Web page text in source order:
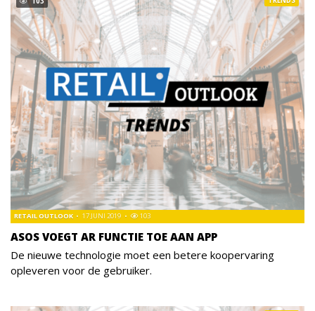
ASOS VOEGT AR FUNCTIE TOE AAN APP
RETAIL OUTLOOK 17 JUNI 2019 103
De nieuwe technologie moet een betere koopervaring
opleveren voor de gebruiker.